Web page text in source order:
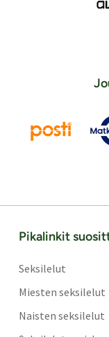
Pikalinkit
Seksilelut
Miesten seksilelut
Naisten seksilelut